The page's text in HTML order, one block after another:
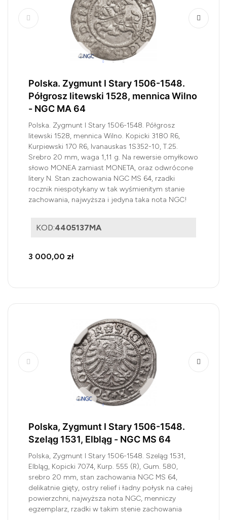
Polska. Zygmunt I Stary 1506-1548.
Półgrosz litewski 1528, mennica Wilno
- NGC MA 64
Polska. Zygmunt I Stary 1506-1548. Półgrosz
litewski 1528, mennica Wilno. Kopicki 3180 R6,
Kurpiewski 170 R6, Ivanauskas 1S352-10, T.25.
Srebro 20 mm, waga 1,11 g. Na rewersie omyłkowo
słowo MONEA zamiast MONETA, oraz odwrócone
litery N. Stan zachowania NGC MS 64, rzadki
rocznik niespotykany w tak wyśmienitym stanie
zachowania, najwyższa i jedyna taka nota NGC!
KOD:4405137MA
3 000,00 zł
Polska, Zygmunt I Stary 1506-1548.
Szeląg 1531, Elbląg - NGC MS 64
Polska, Zygmunt I Stary 1506-1548. Szeląg 1531,
Elbląg, Kopicki 7074, Kurp. 555 (R), Gum. 580,
srebro 20 mm, stan zachowania NGC MS 64,
delikatnie gięty, ostry relief i ładny połysk na całej
powierzchni, najwyższa nota NGC, menniczy
egzemplarz, rzadki w takim stenie zachowania